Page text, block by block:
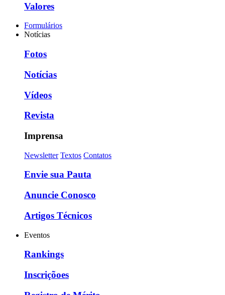
Valores
Formulários
Notícias
Fotos
Notícias
Vídeos
Revista
Imprensa
Newsletter Textos Contatos
Envie sua Pauta
Anuncie Conosco
Artigos Técnicos
Eventos
Rankings
Inscriçõoes